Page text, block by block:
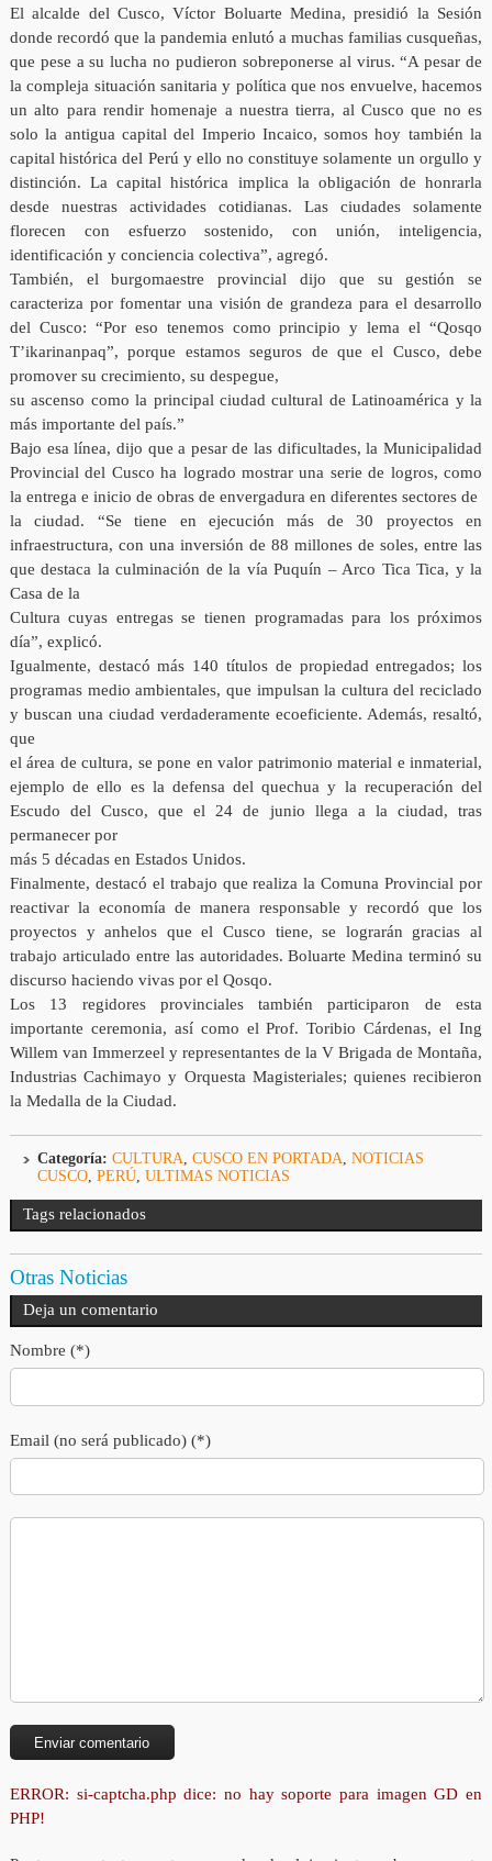
El alcalde del Cusco, Víctor Boluarte Medina, presidió la Sesión
donde recordó que la pandemia enlutó a muchas familias cusqueñas,
que pese a su lucha no pudieron sobreponerse al virus. “A pesar de
la compleja situación sanitaria y política que nos envuelve, hacemos
un alto para rendir homenaje a nuestra tierra, al Cusco que no es
solo la antigua capital del Imperio Incaico, somos hoy también la
capital histórica del Perú y ello no constituye solamente un orgullo y
distinción. La capital histórica implica la obligación de honrarla
desde nuestras actividades cotidianas. Las ciudades solamente
florecen con esfuerzo sostenido, con unión, inteligencia,
identificación y conciencia colectiva”, agregó.
También, el burgomaestre provincial dijo que su gestión se
caracteriza por fomentar una visión de grandeza para el desarrollo
del Cusco: “Por eso tenemos como principio y lema el “Qosqo
T’ikarinanpaq”, porque estamos seguros de que el Cusco, debe
promover su crecimiento, su despegue,
su ascenso como la principal ciudad cultural de Latinoamérica y la
más importante del país.”
Bajo esa línea, dijo que a pesar de las dificultades, la Municipalidad
Provincial del Cusco ha logrado mostrar una serie de logros, como
la entrega e inicio de obras de envergadura en diferentes sectores de
la ciudad. “Se tiene en ejecución más de 30 proyectos en
infraestructura, con una inversión de 88 millones de soles, entre las
que destaca la culminación de la vía Puquín – Arco Tica Tica, y la
Casa de la
Cultura cuyas entregas se tienen programadas para los próximos
día”, explicó.
Igualmente, destacó más 140 títulos de propiedad entregados; los
programas medio ambientales, que impulsan la cultura del reciclado
y buscan una ciudad verdaderamente ecoeficiente. Además, resaltó,
que
el área de cultura, se pone en valor patrimonio material e inmaterial,
ejemplo de ello es la defensa del quechua y la recuperación del
Escudo del Cusco, que el 24 de junio llega a la ciudad, tras
permanecer por
más 5 décadas en Estados Unidos.
Finalmente, destacó el trabajo que realiza la Comuna Provincial por
reactivar la economía de manera responsable y recordó que los
proyectos y anhelos que el Cusco tiene, se lograrán gracias al
trabajo articulado entre las autoridades. Boluarte Medina terminó su
discurso haciendo vivas por el Qosqo.
Los 13 regidores provinciales también participaron de esta
importante ceremonia, así como el Prof. Toribio Cárdenas, el Ing
Willem van Immerzeel y representantes de la V Brigada de Montaña,
Industrias Cachimayo y Orquesta Magisteriales; quienes recibieron
la Medalla de la Ciudad.
Categoría: CULTURA, CUSCO EN PORTADA, NOTICIAS
CUSCO, PERÚ, ULTIMAS NOTICIAS
Tags relacionados
Otras Noticias
Deja un comentario
Nombre (*)
Email (no será publicado) (*)
ERROR: si-captcha.php dice: no hay soporte para imagen GD en
PHP!